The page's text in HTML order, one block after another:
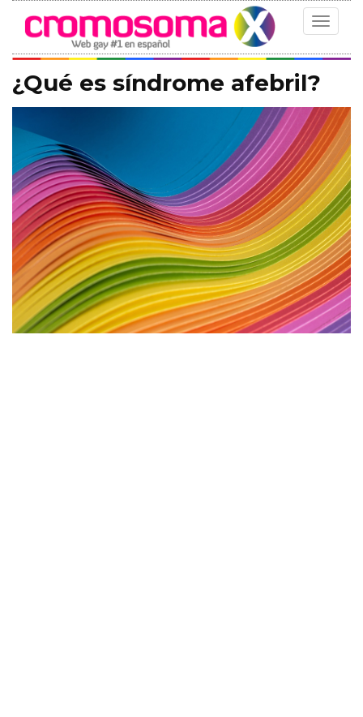
Toggle
¿Qué es síndrome afebril?